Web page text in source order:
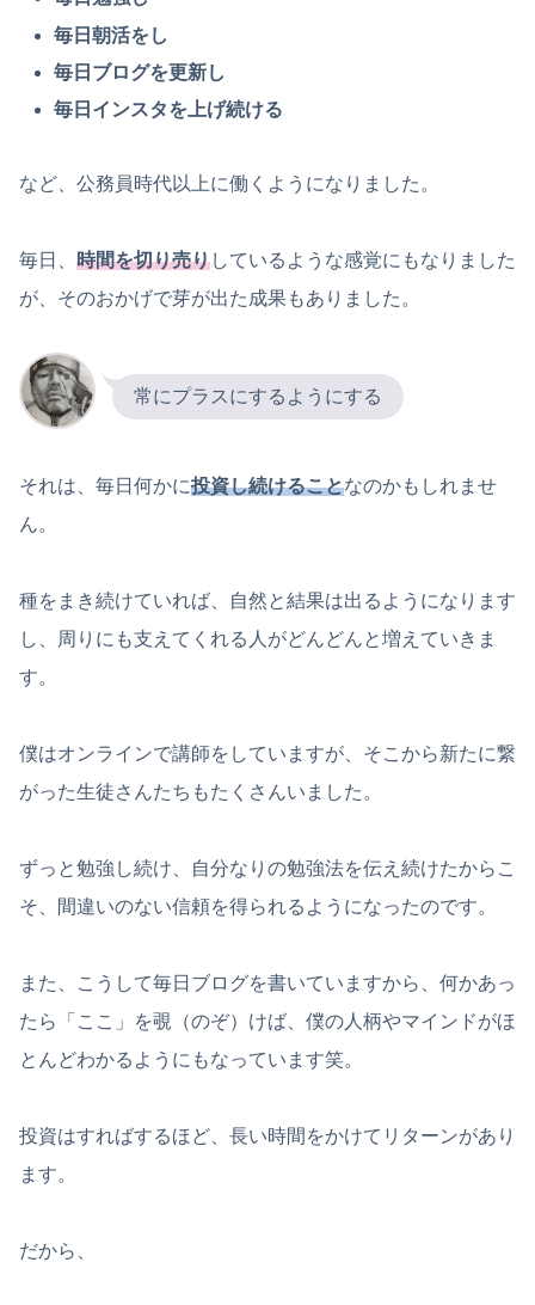
毎日朝活をし
毎日ブログを更新し
毎日インスタを上げ続ける
など、公務員時代以上に働くようになりました。
毎日、 時間を切り売りしているような感覚にもなりました
が、そのおかげで芽が出た成果もありました。
常にプラスにするようにする
それは、毎日何かに投資し続けることなのかもしれませ
ん。
種をまき続けていれば、自然と結果は出るようになります
し、周りにも支えてくれる人がどんどんと増えていきま
す。
僕はオンラインで講師をしていますが、そこから新たに繋
がった生徒さんたちもたくさんいました。
ずっと勉強し続け、自分なりの勉強法を伝え続けたからこ
そ、間違いのない信頼を得られるようになったのです。
また、こうして毎日ブログを書いていますから、何かあっ
たら「ここ」を覗（のぞ）けば、僕の人柄やマインドがほ
とんどわかるようにもなっています笑。
投資はすればするほど、長い時間をかけてリターンがあり
ます。
だから、